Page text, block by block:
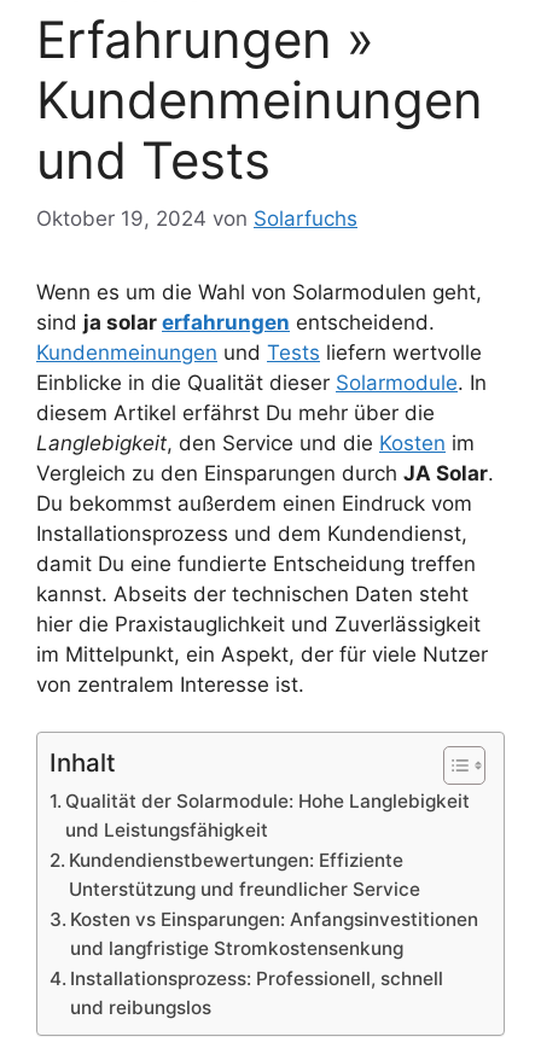
Erfahrungen »
Kundenmeinungen
und Tests
Oktober 19, 2024 von Solarfuchs
Wenn es um die Wahl von Solarmodulen geht,
sind ja solar erfahrungen entscheidend.
Kundenmeinungen und Tests liefern wertvolle
Einblicke in die Qualität dieser Solarmodule. In
diesem Artikel erfährst Du mehr über die
Langlebigkeit, den Service und die Kosten im
Vergleich zu den Einsparungen durch JA Solar.
Du bekommst außerdem einen Eindruck vom
Installationsprozess und dem Kundendienst,
damit Du eine fundierte Entscheidung treffen
kannst. Abseits der technischen Daten steht
hier die Praxistauglichkeit und Zuverlässigkeit
im Mittelpunkt, ein Aspekt, der für viele Nutzer
von zentralem Interesse ist.
Inhalt
Qualität der Solarmodule: Hohe Langlebigkeit
und Leistungsfähigkeit
Kundendienstbewertungen: Effiziente
Unterstützung und freundlicher Service
Kosten vs Einsparungen: Anfangsinvestitionen
und langfristige Stromkostensenkung
Installationsprozess: Professionell, schnell
und reibungslos